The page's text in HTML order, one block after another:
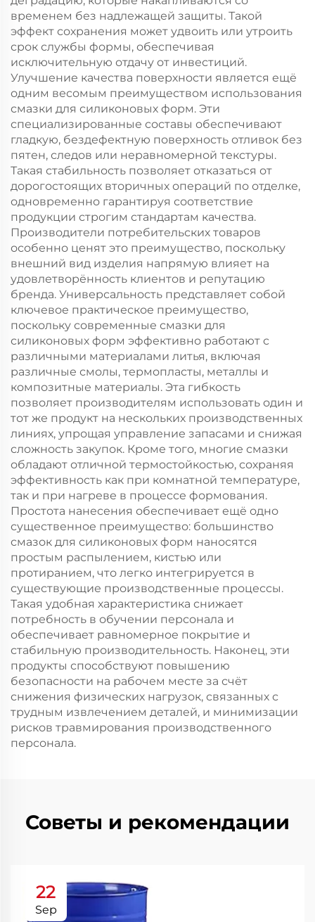
временем без надлежащей защиты. Такой
эффект сохранения может удвоить или утроить
срок службы формы, обеспечивая
исключительную отдачу от инвестиций.
Улучшение качества поверхности является ещё
одним весомым преимуществом использования
смазки для силиконовых форм. Эти
специализированные составы обеспечивают
гладкую, бездефектную поверхность отливок без
пятен, следов или неравномерной текстуры.
Такая стабильность позволяет отказаться от
дорогостоящих вторичных операций по отделке,
одновременно гарантируя соответствие
продукции строгим стандартам качества.
Производители потребительских товаров
особенно ценят это преимущество, поскольку
внешний вид изделия напрямую влияет на
удовлетворённость клиентов и репутацию
бренда. Универсальность представляет собой
ключевое практическое преимущество,
поскольку современные смазки для
силиконовых форм эффективно работают с
различными материалами литья, включая
различные смолы, термопласты, металлы и
композитные материалы. Эта гибкость
позволяет производителям использовать один и
тот же продукт на нескольких производственных
линиях, упрощая управление запасами и снижая
сложность закупок. Кроме того, многие смазки
обладают отличной термостойкостью, сохраняя
эффективность как при комнатной температуре,
так и при нагреве в процессе формования.
Простота нанесения обеспечивает ещё одно
существенное преимущество: большинство
смазок для силиконовых форм наносятся
простым распылением, кистью или
протиранием, что легко интегрируется в
существующие производственные процессы.
Такая удобная характеристика снижает
потребность в обучении персонала и
обеспечивает равномерное покрытие и
стабильную производительность. Наконец, эти
продукты способствуют повышению
безопасности на рабочем месте за счёт
снижения физических нагрузок, связанных с
трудным извлечением деталей, и минимизации
рисков травмирования производственного
персонала.
Советы и рекомендации
22
Sep